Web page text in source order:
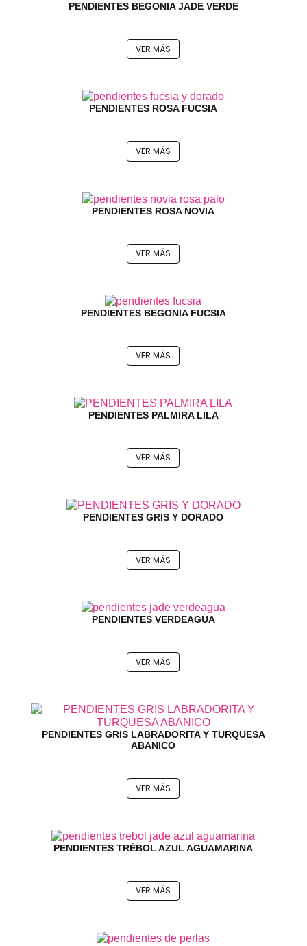
PENDIENTES BEGONIA JADE VERDE
VER MÁS
PENDIENTES ROSA FUCSIA
VER MÁS
PENDIENTES ROSA NOVIA
VER MÁS
PENDIENTES BEGONIA FUCSIA
VER MÁS
PENDIENTES PALMIRA LILA
VER MÁS
PENDIENTES GRIS Y DORADO
VER MÁS
PENDIENTES VERDEAGUA
VER MÁS
PENDIENTES GRIS LABRADORITA Y TURQUESA
ABANICO
VER MÁS
PENDIENTES TRÉBOL AZUL AGUAMARINA
VER MÁS